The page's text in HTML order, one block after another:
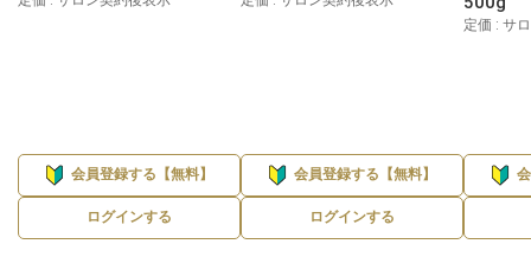
会員登録する【無料】
ログインする
会員登録する【無料】
ログインする
定価 : サ